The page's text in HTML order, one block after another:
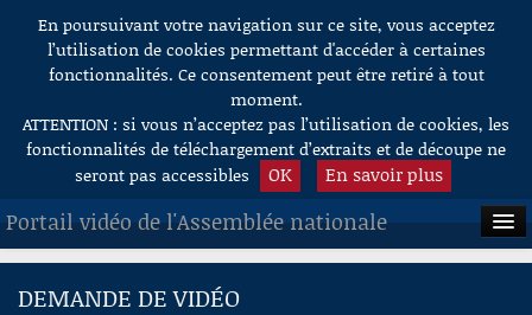
Aller au contenu
En poursuivant votre navigation sur ce site, vous acceptez
l’utilisation de cookies permettant d'accéder à certaines
fonctionnalités. Ce consentement peut être retiré à tout
moment.
ATTENTION : si vous n’acceptez pas l’utilisation de cookies, les
fonctionnalités de téléchargement d’extraits et de découpe ne
seront pas accessibles
OK En savoir plus
Portail vidéo de l'Assemblée nationale
ACCUEIL
DEMANDE DE VIDÉO